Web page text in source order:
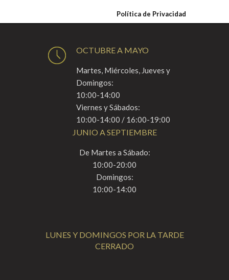
Política de Privacidad
OCTUBRE A MAYO
Martes, Miércoles, Jueves y
Domingos:
10:00-14:00
Viernes y Sábados:
10:00-14:00 / 16:00-19:00
JUNIO A SEPTIEMBRE
De Martes a Sábado:
10:00-20:00
Domingos:
10:00-14:00
LUNES Y DOMINGOS POR LA TARDE
CERRADO